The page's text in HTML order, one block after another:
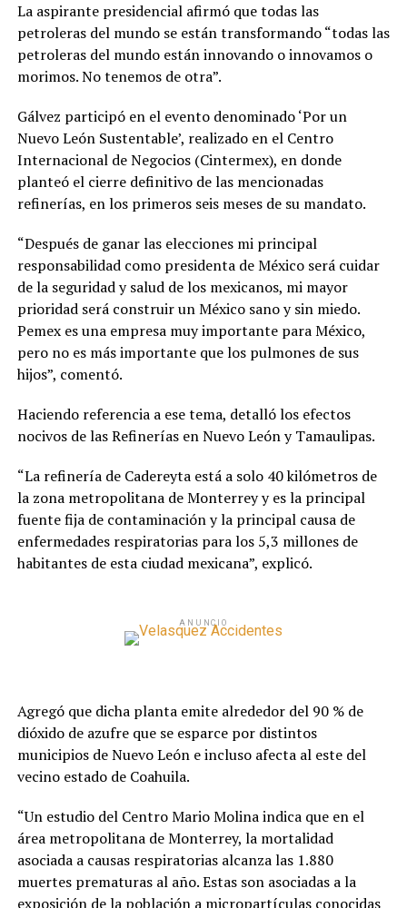
La aspirante presidencial afirmó que todas las
petroleras del mundo se están transformando “todas las
petroleras del mundo están innovando o innovamos o
morimos. No tenemos de otra”.
Gálvez participó en el evento denominado ‘Por un
Nuevo León Sustentable’, realizado en el Centro
Internacional de Negocios (Cintermex), en donde
planteó el cierre definitivo de las mencionadas
refinerías, en los primeros seis meses de su mandato.
“Después de ganar las elecciones mi principal
responsabilidad como presidenta de México será cuidar
de la seguridad y salud de los mexicanos, mi mayor
prioridad será construir un México sano y sin miedo.
Pemex es una empresa muy importante para México,
pero no es más importante que los pulmones de sus
hijos”, comentó.
Haciendo referencia a ese tema, detalló los efectos
nocivos de las Refinerías en Nuevo León y Tamaulipas.
“La refinería de Cadereyta está a solo 40 kilómetros de
la zona metropolitana de Monterrey y es la principal
fuente fija de contaminación y la principal causa de
enfermedades respiratorias para los 5,3 millones de
habitantes de esta ciudad mexicana”, explicó.
ANUNCIO
Agregó que dicha planta emite alrededor del 90 % de
dióxido de azufre que se esparce por distintos
municipios de Nuevo León e incluso afecta al este del
vecino estado de Coahuila.
“Un estudio del Centro Mario Molina indica que en el
área metropolitana de Monterrey, la mortalidad
asociada a causas respiratorias alcanza las 1.880
muertes prematuras al año. Estas son asociadas a la
exposición de la población a micropartículas conocidas